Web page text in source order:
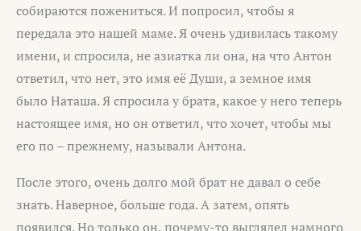
собираются пожениться. И попросил, чтобы я
передала это нашей маме. Я очень удивилась такому
имени, и спросила, не азиатка ли она, на что Антон
ответил, что нет, это имя её Души, а земное имя
было Наташа. Я спросила у брата, какое у него теперь
настоящее имя, но он ответил, что хочет, чтобы мы
его по – прежнему, называли Антона.
После этого, очень долго мой брат не давал о себе
знать. Наверное, больше года. А затем, опять
появился. Но только он, почему-то выглядел намного